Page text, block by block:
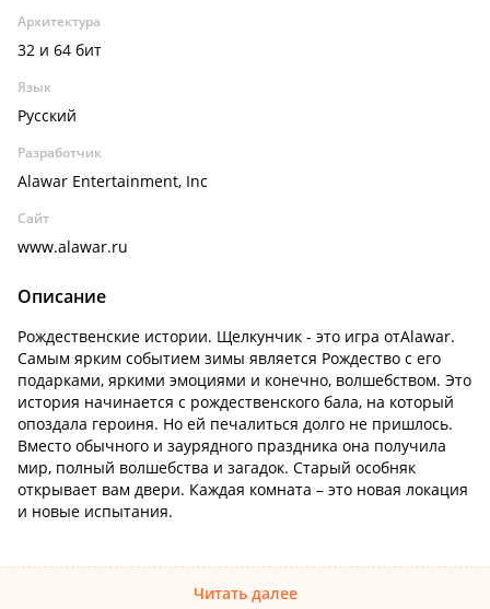
Архитектура
32 и 64 бит
Язык
Русский
Разработчик
Alawar Entertainment, Inc
Сайт
www.alawar.ru
Описание
Рождественские истории. Щелкунчик - это игра отAlawar.
Самым ярким событием зимы является Рождество с его
подарками, яркими эмоциями и конечно, волшебством. Это
история начинается с рождественского бала, на который
опоздала героиня. Но ей печалиться долго не пришлось.
Вместо обычного и заурядного праздника она получила
мир, полный волшебства и загадок. Старый особняк
открывает вам двери. Каждая комната – это новая локация
и новые испытания.
Читать далее